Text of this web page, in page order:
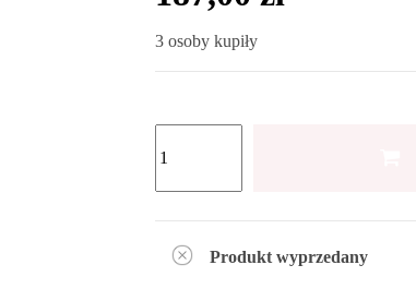
3 osoby kupiły
Produkt wyprzedany